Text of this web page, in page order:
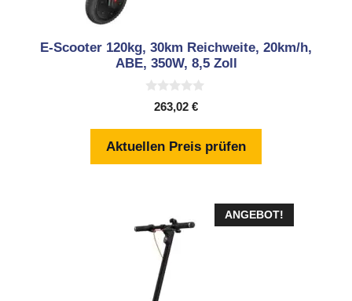
E-Scooter 120kg, 30km Reichweite, 20km/h,
ABE, 350W, 8,5 Zoll
5
263,02 €
Aktuellen Preis prüfen
ANGEBOT!